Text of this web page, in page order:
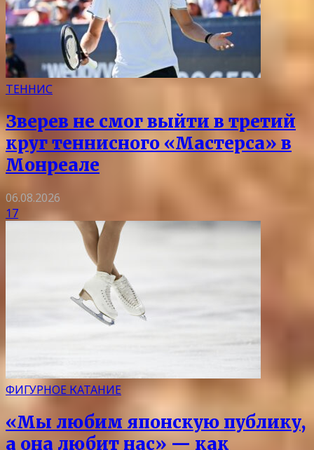
ТЕННИС
Зверев не смог выйти в третий
круг теннисного «Мастерса» в
Монреале
06.08.2026
17
ФИГУРНОЕ КАТАНИЕ
«Мы любим японскую публику,
а она любит нас» — как